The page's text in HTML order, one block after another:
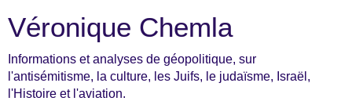
Véronique Chemla
Informations et analyses de géopolitique, sur
l'antisémitisme, la culture, les Juifs, le judaïsme, Israël,
l'Histoire et l'aviation.